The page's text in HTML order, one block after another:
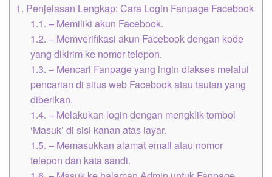
1. Penjelasan Lengkap: Cara Login Fanpage Facebook
1.1. – Memiliki akun Facebook.
1.2. – Memverifikasi akun Facebook dengan kode
yang dikirim ke nomor telepon.
1.3. – Mencari Fanpage yang ingin diakses melalui
pencarian di situs web Facebook atau tautan yang
diberikan.
1.4. – Melakukan login dengan mengklik tombol
‘Masuk’ di sisi kanan atas layar.
1.5. – Memasukkan alamat email atau nomor
telepon dan kata sandi.